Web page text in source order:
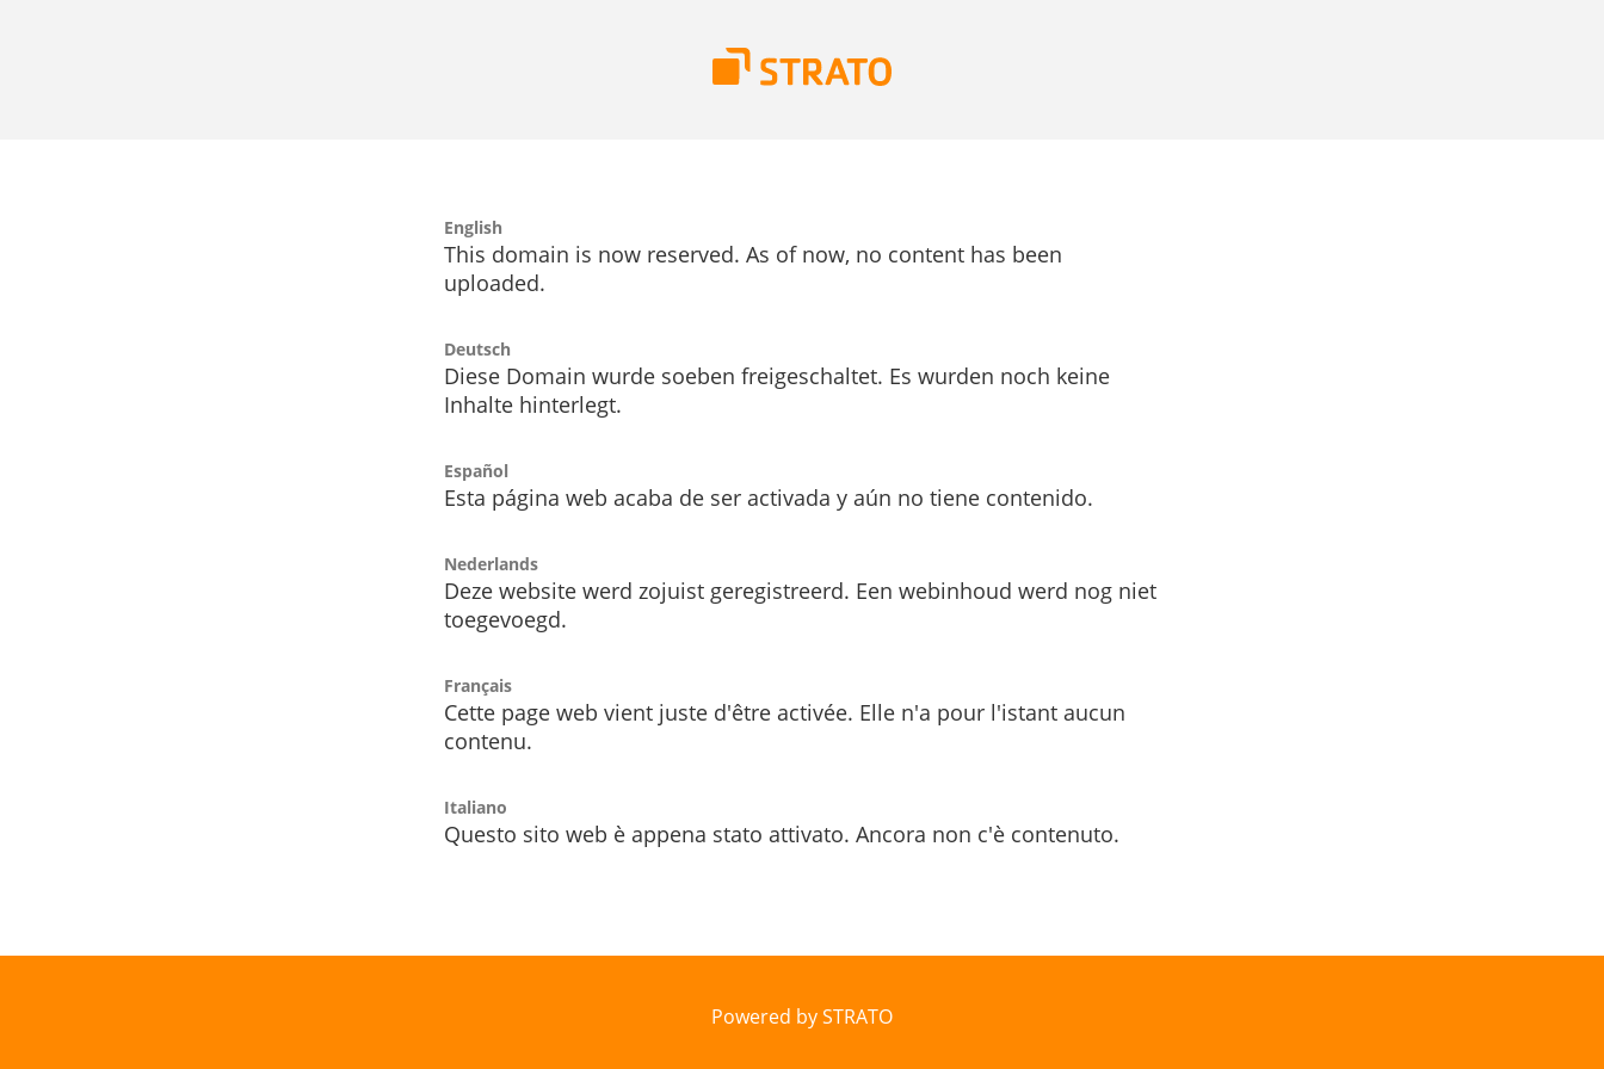
English
This domain is now reserved. As of now, no content has been
uploaded.
Deutsch
Diese Domain wurde soeben freigeschaltet. Es wurden noch keine
Inhalte hinterlegt.
Español
Esta página web acaba de ser activada y aún no tiene contenido.
Nederlands
Deze website werd zojuist geregistreerd. Een webinhoud werd nog niet
toegevoegd.
Français
Cette page web vient juste d'être activée. Elle n'a pour l'istant aucun
contenu.
Italiano
Questo sito web è appena stato attivato. Ancora non c'è contenuto.
Powered by STRATO